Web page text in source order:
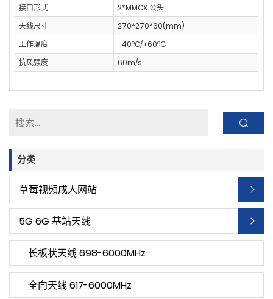
分类
草莓视频成人网站
5G 6G 基站天线
长板状天线 698-6000MHz
全向天线 617-6000MHz
接口形式
2*MMCX 公头
天线尺寸
270*270*60(mm)
工作温度
-40ºC/+60ºC
抗风强度
60m/s